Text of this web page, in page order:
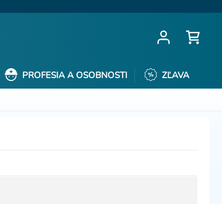
PROFESIA A OSOBNOSTI ZĽAVA